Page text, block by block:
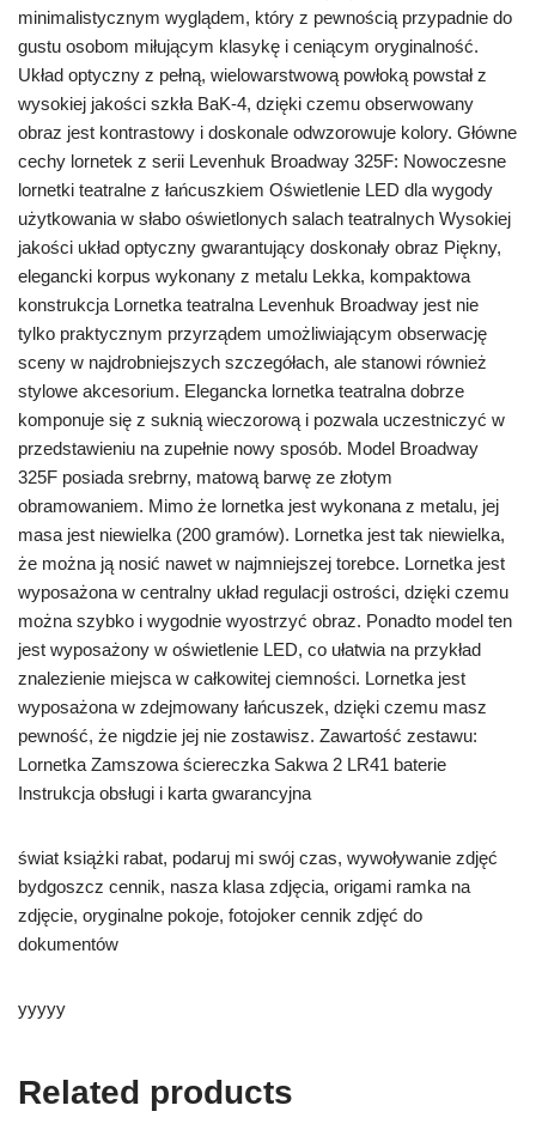
minimalistycznym wyglądem, który z pewnością przypadnie do
gustu osobom miłującym klasykę i ceniącym oryginalność.
Układ optyczny z pełną, wielowarstwową powłoką powstał z
wysokiej jakości szkła BaK-4, dzięki czemu obserwowany
obraz jest kontrastowy i doskonale odwzorowuje kolory. Główne
cechy lornetek z serii Levenhuk Broadway 325F: Nowoczesne
lornetki teatralne z łańcuszkiem Oświetlenie LED dla wygody
użytkowania w słabo oświetlonych salach teatralnych Wysokiej
jakości układ optyczny gwarantujący doskonały obraz Piękny,
elegancki korpus wykonany z metalu Lekka, kompaktowa
konstrukcja Lornetka teatralna Levenhuk Broadway jest nie
tylko praktycznym przyrządem umożliwiającym obserwację
sceny w najdrobniejszych szczegółach, ale stanowi również
stylowe akcesorium. Elegancka lornetka teatralna dobrze
komponuje się z suknią wieczorową i pozwala uczestniczyć w
przedstawieniu na zupełnie nowy sposób. Model Broadway
325F posiada srebrny, matową barwę ze złotym
obramowaniem. Mimo że lornetka jest wykonana z metalu, jej
masa jest niewielka (200 gramów). Lornetka jest tak niewielka,
że można ją nosić nawet w najmniejszej torebce. Lornetka jest
wyposażona w centralny układ regulacji ostrości, dzięki czemu
można szybko i wygodnie wyostrzyć obraz. Ponadto model ten
jest wyposażony w oświetlenie LED, co ułatwia na przykład
znalezienie miejsca w całkowitej ciemności. Lornetka jest
wyposażona w zdejmowany łańcuszek, dzięki czemu masz
pewność, że nigdzie jej nie zostawisz. Zawartość zestawu:
Lornetka Zamszowa ściereczka Sakwa 2 LR41 baterie
Instrukcja obsługi i karta gwarancyjna
świat książki rabat, podaruj mi swój czas, wywoływanie zdjęć
bydgoszcz cennik, nasza klasa zdjęcia, origami ramka na
zdjęcie, oryginalne pokoje, fotojoker cennik zdjęć do
dokumentów
yyyyy
Related products